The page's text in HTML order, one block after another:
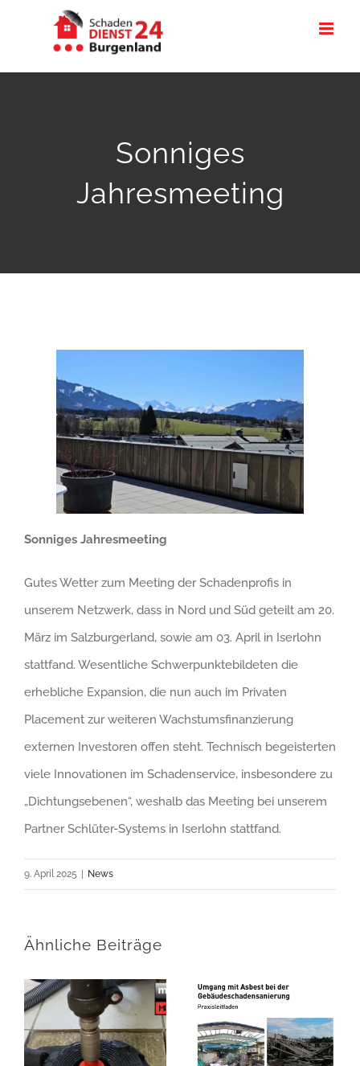
Sonniges
Jahresmeeting
Sonniges Jahresmeeting
Gutes Wetter zum Meeting der Schadenprofis in
unserem Netzwerk, dass in Nord und Süd geteilt am 20.
März im Salzburgerland, sowie am 03. April in Iserlohn
stattfand. Wesentliche Schwerpunktebildeten die
erhebliche Expansion, die nun auch im Privaten
Placement zur weiteren Wachstumsfinanzierung
externen Investoren offen steht. Technisch begeisterten
viele Innovationen im Schadenservice, insbesondere zu
„Dichtungsebenen“, weshalb das Meeting bei unserem
Partner Schlüter-Systems in Iserlohn stattfand.
9. April 2025 | News
Ähnliche Beiträge